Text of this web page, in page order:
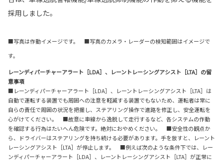
採用しました。
■写真は作動イメージです。 ■写真のカメラ・レーダーの検知範囲はイメージで
す。
レーンディパーチャーアラート［LDA］、レーントレーシングアシスト［LTA］の留
意事項
■レーンディパーチャーアラート［LDA］、レーントレーシングアシスト［LTA］は
自動で運転する装置でも周囲への注意を軽減する装置でもないため、運転者は常に
自らの責任で周囲の状況を把握し、ステアリング操作で進路を修正し、安全運転を
心がけてください。 ■故意に車線から逸脱して走行するなど、各システムの作動
を確認する行為はたいへん危険です。絶対におやめください。 ■安全性の観点か
ら、ドライバーはステアリングを持ち続ける必要があります。手を放すと、レーント
レーシングアシスト［LTA］が停止します。 ■例えば次のような条件下では、レー
ンディパーチャーアラート［LDA］、レーントレーシングアシスト［LTA］が正常に